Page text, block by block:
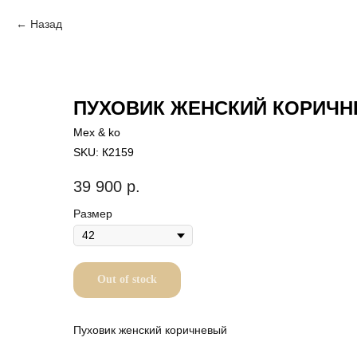
Назад
ПУХОВИК ЖЕНСКИЙ
Mex & ko
SKU: К2159
39 900 р.
Размер
Out of stock
Пуховик женский коричневый